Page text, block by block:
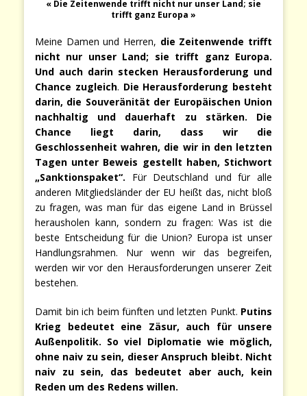
« Die Zeitenwende trifft nicht nur unser Land; sie
trifft ganz Europa »
Meine Damen und Herren, die Zeitenwende trifft
nicht nur unser Land; sie trifft ganz Europa.
Und auch darin stecken Herausforderung und
Chance zugleich. Die Herausforderung besteht
darin, die Souveränität der Europäischen Union
nachhaltig und dauerhaft zu stärken. Die
Chance liegt darin, dass wir die
Geschlossenheit wahren, die wir in den letzten
Tagen unter Beweis gestellt haben, Stichwort
„Sanktionspaket“. Für Deutschland und für alle
anderen Mitgliedsländer der EU heißt das, nicht bloß
zu fragen, was man für das eigene Land in Brüssel
herausholen kann, sondern zu fragen: Was ist die
beste Entscheidung für die Union? Europa ist unser
Handlungsrahmen. Nur wenn wir das begreifen,
werden wir vor den Herausforderungen unserer Zeit
bestehen.
Damit bin ich beim fünften und letzten Punkt. Putins
Krieg bedeutet eine Zäsur, auch für unsere
Außenpolitik. So viel Diplomatie wie möglich,
ohne naiv zu sein, dieser Anspruch bleibt. Nicht
naiv zu sein, das bedeutet aber auch, kein
Reden um des Redens willen.